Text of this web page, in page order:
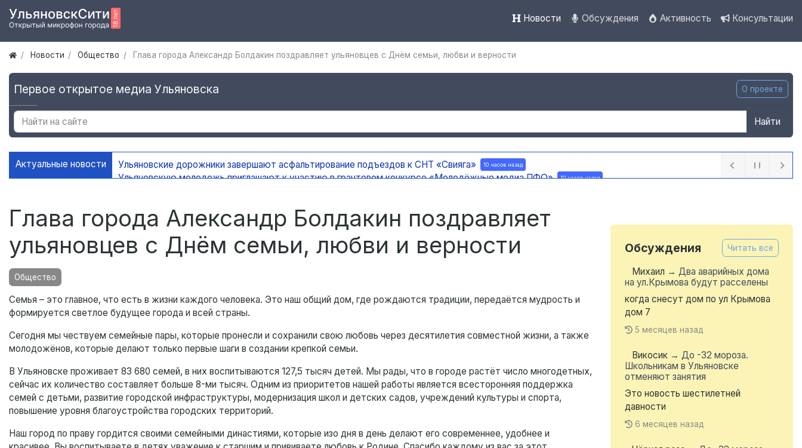
Новости Обсуждения Активность Консультации
Новости Общество Глава города Александр Болдакин поздравляет ульяновцев с Днём семьи, любви и верности
Первое открытое медиа Ульяновска О проекте
Найти
Актуальные новости Ульяновские дорожники завершают асфальтирование подъездов к СНТ «Свияга» 10 часов назад
Ульяновскую молодежь приглашают к участию в грантовом конкурсе «Молодёжные медиа ПФО» 10 часов назад
Глава города Александр Болдакин поздравляет
ульяновцев с Днём семьи, любви и верности
Общество
Семья – это главное, что есть в жизни каждого человека. Это наш общий дом, где рождаются традиции, передаётся мудрость и
формируется светлое будущее города и всей страны.
Сегодня мы чествуем семейные пары, которые пронесли и сохранили свою любовь через десятилетия совместной жизни, а также
молодожёнов, которые делают только первые шаги в создании крепкой семьи.
В Ульяновске проживает 83 680 семей, в них воспитываются 127,5 тысяч детей. Мы рады, что в городе растёт число многодетных,
сейчас их количество составляет больше 8-ми тысяч. Одним из приоритетов нашей работы является всесторонняя поддержка
семей с детьми, развитие городской инфраструктуры, модернизация школ и детских садов, учреждений культуры и спорта,
повышение уровня благоустройства городских территорий.
Наш город по праву гордится своими семейными династиями, которые изо дня в день делают его современнее, удобнее и
Обсуждения Читать все
Михаил → Два аварийных дома
на ул.Крымова будут расселены
когда снесут дом по ул Крымова
дом 7
5 месяцев назад
Викосик → До -32 мороза.
Школьникам в Ульяновске
отменяют занятия
Это новость шестилетней
давности
6 месяцев назад